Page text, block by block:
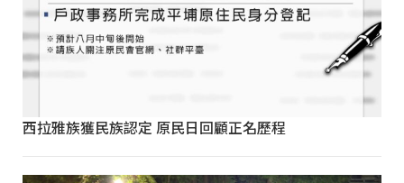
西拉雅族獲民族認定 原民日回顧正名歷程